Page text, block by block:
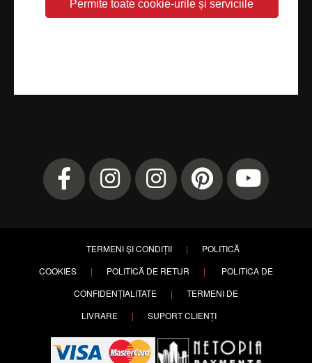
TERMENI ȘI CONDIȚII |
POLITICĂ
COOKIES
| POLITICĂ DE RETUR |
POLITICA DE
CONFIDENȚIALITATE
|
TERMENI DE
LIVRARE
| SUPORT CLIENȚI